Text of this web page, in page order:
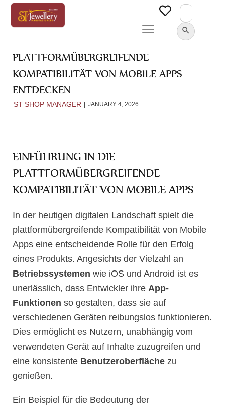
Search
SEARCH BUTTON
PLATTFORMÜBERGREIFENDE
KOMPATIBILITÄT VON MOBILE APPS
ENTDECKEN
ST SHOP MANAGER JANUARY 4, 2026
EINFÜHRUNG IN DIE
PLATTFORMÜBERGREIFENDE
KOMPATIBILITÄT VON MOBILE APPS
In der heutigen digitalen Landschaft spielt die
plattformübergreifende Kompatibilität von Mobile
Apps eine entscheidende Rolle für den Erfolg
eines Produkts. Angesichts der Vielzahl an
Betriebssystemen wie iOS und Android ist es
unerlässlich, dass Entwickler ihre App-
Funktionen so gestalten, dass sie auf
verschiedenen Geräten reibungslos funktionieren.
Dies ermöglicht es Nutzern, unabhängig vom
verwendeten Gerät auf Inhalte zuzugreifen und
eine konsistente Benutzeroberfläche zu
genießen.
Ein Beispiel für die Bedeutung der